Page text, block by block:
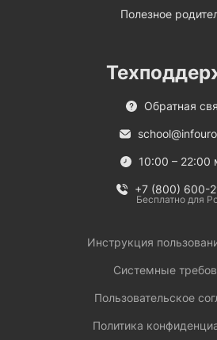
Полезное
Обратная
10:00 – 22:00
+7 (800) 600-
Бесплатно для
Инструкция
Системные
Пользовательское
Политика